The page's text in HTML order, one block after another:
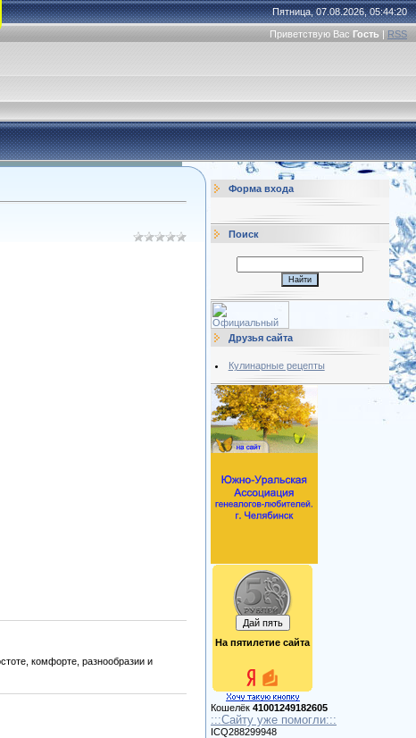
Пятница, 07.08.2026, 05:44:20
Приветствую Вас Гость | RSS
комфорте, разнообразии и
Форма входа
Поиск
Друзья сайта
Кулинарные рецепты
На пятилетие сайта
Кошелёк 41001249182605
:::Сайту уже помогли:::
ICQ288299948